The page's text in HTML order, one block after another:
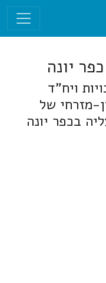
זכויות ויח"ד
מזרחי של
בכפר יונה